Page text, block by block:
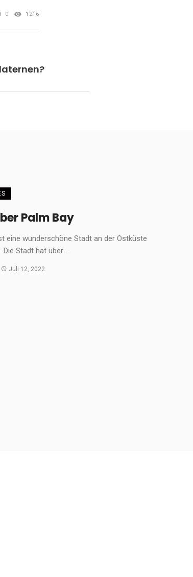
0 1216
Palm Bay
eine wunderschöne Stadt an der Ostküste
Stadt hat über ...
Juli 12, 2022